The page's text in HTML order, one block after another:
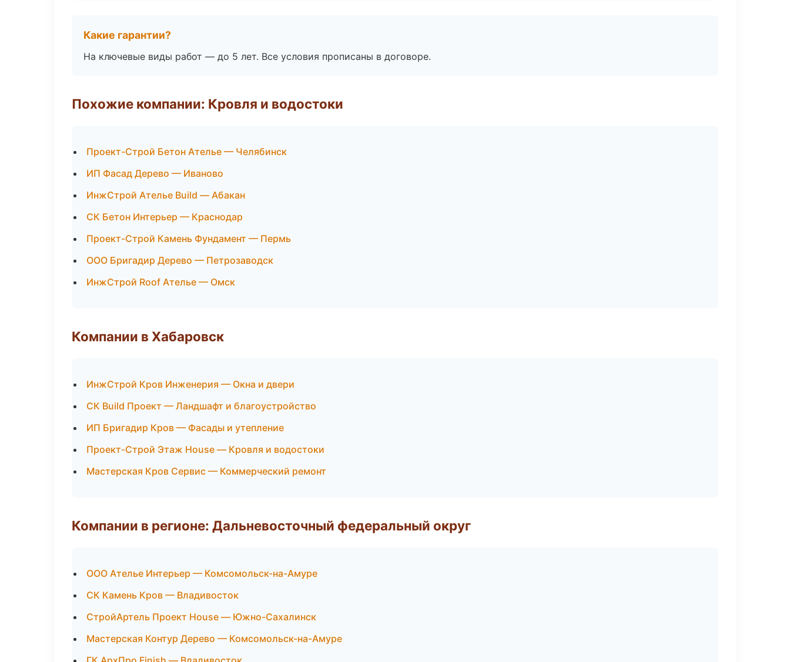
Какие гарантии?
На ключевые виды работ — до 5 лет. Все условия прописаны в договоре.
Похожие компании: Кровля и водостоки
Проект-Строй Бетон Ателье — Челябинск
ИП Фасад Дерево — Иваново
ИнжСтрой Ателье Build — Абакан
СК Бетон Интерьер — Краснодар
Проект-Строй Камень Фундамент — Пермь
ООО Бригадир Дерево — Петрозаводск
ИнжСтрой Roof Ателье — Омск
Компании в Хабаровск
ИнжСтрой Кров Инженерия — Окна и двери
СК Build Проект — Ландшафт и благоустройство
ИП Бригадир Кров — Фасады и утепление
Проект-Строй Этаж House — Кровля и водостоки
Мастерская Кров Сервис — Коммерческий ремонт
Компании в регионе: Дальневосточный федеральный округ
ООО Ателье Интерьер — Комсомольск-на-Амуре
СК Камень Кров — Владивосток
СтройАртель Проект House — Южно-Сахалинск
Мастерская Контур Дерево — Комсомольск-на-Амуре